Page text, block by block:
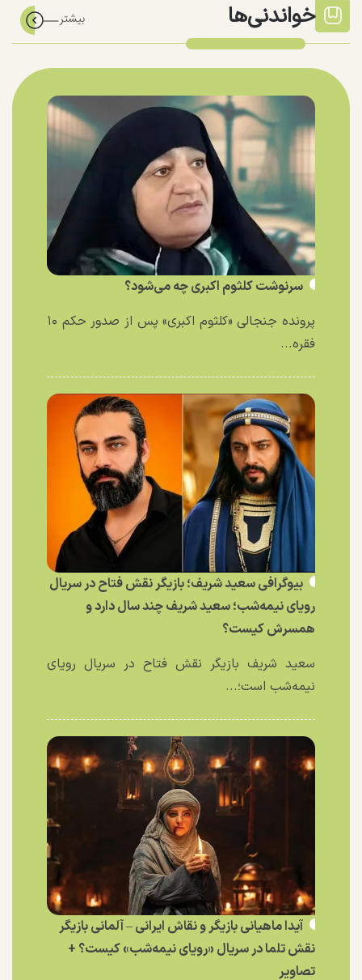
خواندنی‌ها
سرنوشت کلثوم اکبری چه می‌شود؟
پرونده جنجالی «کلثوم اکبری» پس از صدور حکم ۱۰
فقره...
بیوگرافی سعید شریف؛ بازیگر نقش فتاح در سریال
رویای نیمه‌شب؛ سعید شریف چند سال دارد و
همسرش کیست؟
سعید شریف بازیگر نقش فتاح در سریال رویای
نیمه‌شب است؛...
آیدا ماهیانی بازیگر و نقاش ایرانی – آلمانی بازیگر
نقش تلما در سریال «رویای نیمه‌شب» کیست؟ +
تصاویر